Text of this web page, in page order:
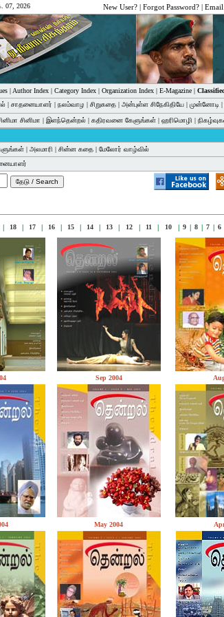
07, 2026 New User? | Forgot Password? | Email:
| Author Index| Category Index| Organization Index| E-Magazine|
| சாதனையாளர் | நலம்வாழ | சிறுகதை | அன்புள்ள சிநேகிதியே | முன்னோடி |
சினிமா | இளந்தென்றல் | கதிரவனை கேளுங்கள் | ஹரிமொழி |
| அலமாரி | சின்ன கதை | மேலோர் வாழ்வில்
| 18 | 17 | 16 | 15 | 14 | 13 | 12 | 11 | 10 | 9 | 8 | 7 | 6
Sep 2004
May 2004